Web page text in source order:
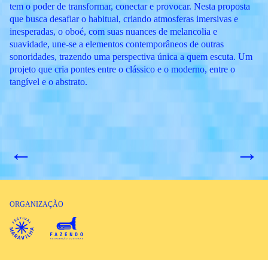
tem o poder de transformar, conectar e provocar. Nesta proposta
que busca desafiar o habitual, criando atmosferas imersivas e
inesperadas, o oboé, com suas nuances de melancolia e
suavidade, une-se a elementos contemporâneos de outras
sonoridades, trazendo uma perspectiva única a quem escuta. Um
projeto que cria pontes entre o clássico e o moderno, entre o
tangível e o abstrato.
← →
ORGANIZAÇÃO